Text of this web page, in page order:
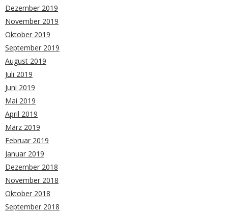
Dezember 2019
November 2019
Oktober 2019
September 2019
August 2019
Juli 2019
Juni 2019
Mai 2019
April 2019
März 2019
Februar 2019
Januar 2019
Dezember 2018
November 2018
Oktober 2018
September 2018